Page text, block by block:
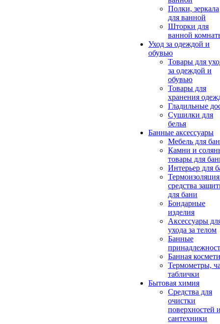
Полки, зеркала
для ванной
Шторки для
ванной
Уход за одеждой и
обувью
Товары для
за одеждой и
обувью
Товары для
хранения
Гладильные
Сушилки для
белья
Банные аксессуары
Мебель для
Камни и
товары для
Интерьер для
средства
для бани
Бондарные
изделия
Аксеcсуары
ухода за телом
Банные
Банная
Термометры,
таблички
Бытовая химия
Средства для
очистки
поверхностей
сантехники